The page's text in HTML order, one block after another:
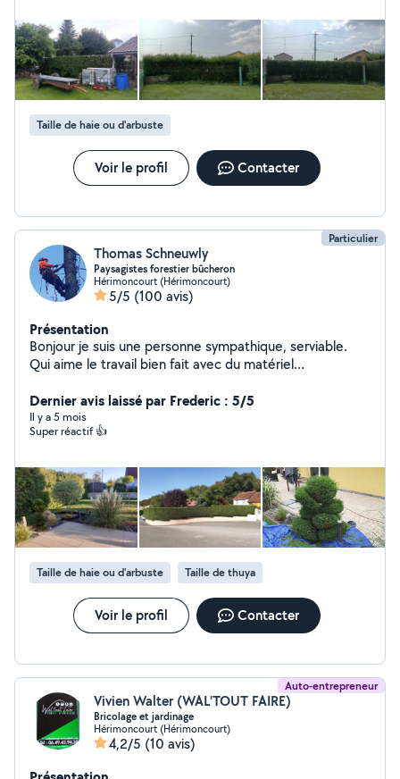
et gros encombrants, ainsi que pour le débarras de
maisons, garages, caves ou greniers. Cordialement.
Taille de haie ou d'arbuste
Voir le profil Contacter
Particulier
Thomas Schneuwly
Paysagistes forestier bûcheron
Hérimoncourt (Hérimoncourt)
5/5 (100 avis)
Présentation
Bonjour je suis une personne sympathique, serviable.
Qui aime le travail bien fait avec du matériel
paysager, j'aime la création paysagère, taille arbres
fruitiers, ornementales et de haies , tonte . J'effectue
tout ce qui est élagage d'arbres dangereux. la
de mon travail cela est une priorité pour moi. d'autres
photos sur demande de mes différents chantiers.
Dernier avis laissé par Frederic : 5/5
Il y a 5 mois
Super réactif 👍
Taille de haie ou d'arbuste Taille de thuya
Voir le profil Contacter
Auto-entrepreneur
Vivien Walter (WAL'TOUT FAIRE)
Bricolage et jardinage
Hérimoncourt (Hérimoncourt)
4,2/5 (10 avis)